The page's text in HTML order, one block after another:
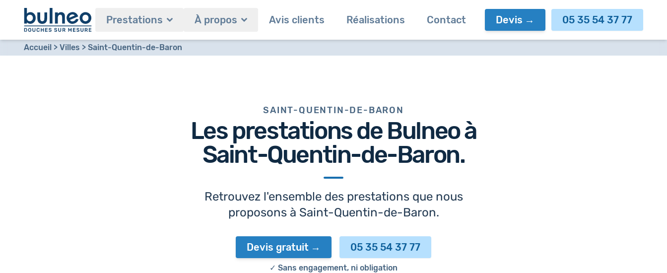
Prestations À propos Avis clients Réalisations Contact Devis 05 35 54 37 77
Accueil Villes Saint-Quentin-de-Baron
SAINT-QUENTIN-DE-BARON
Les prestations de Bulneo à
Saint-Quentin-de-Baron.
Retrouvez l'ensemble des prestations que nous
proposons à Saint-Quentin-de-Baron.
Devis gratuit 05 35 54 37 77
✓ Sans engagement, ni obligation